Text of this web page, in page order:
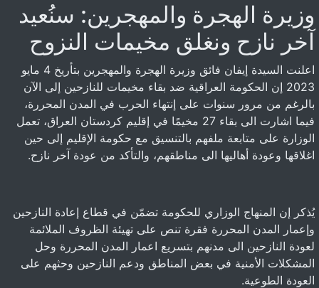
وزيرة الهجرة والمهجرين: سنُعيد
آخر نازح ونغلق مخيمات النزوح
اعلنت السيدة إيفان فائق وزيرة الهجرة والمهجرين بتأريخ 4 مايو
2023 إن الحكومة العراقية ضد بقاء مخيمات للنازحين إلى الآن
بالرغم من مرور سنوات على إنتهاء الحرب في المدن المحررة،
فيما اشارت الى بقاء 27 مخيمًا في إقليم كردستان العراق، تعمل
الوزارة على متابعة ملفهم بالتنسيق مع حكومة الإقليم إلى حين
اغلاقها وعودة أهاليها الى مناطقهم، والتأكد من عودة آخر نازح.
يُذكر إن المنهاج الوزاري للحكومة تضمّن في قطاع إعادة النازحين
وإعمار المدن المحررة فقرة تنص على تهيئة الظروف الملائمة
لعودة النازحين الى مدنهم بتسريع اعمار المدن المحررة وحل
المشكلات الأمنية في بعض المناطق ودعم النازحين وحثهم على
العودة الطوعية.